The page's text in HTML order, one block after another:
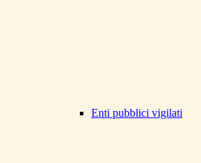
Enti pubblici vigilati